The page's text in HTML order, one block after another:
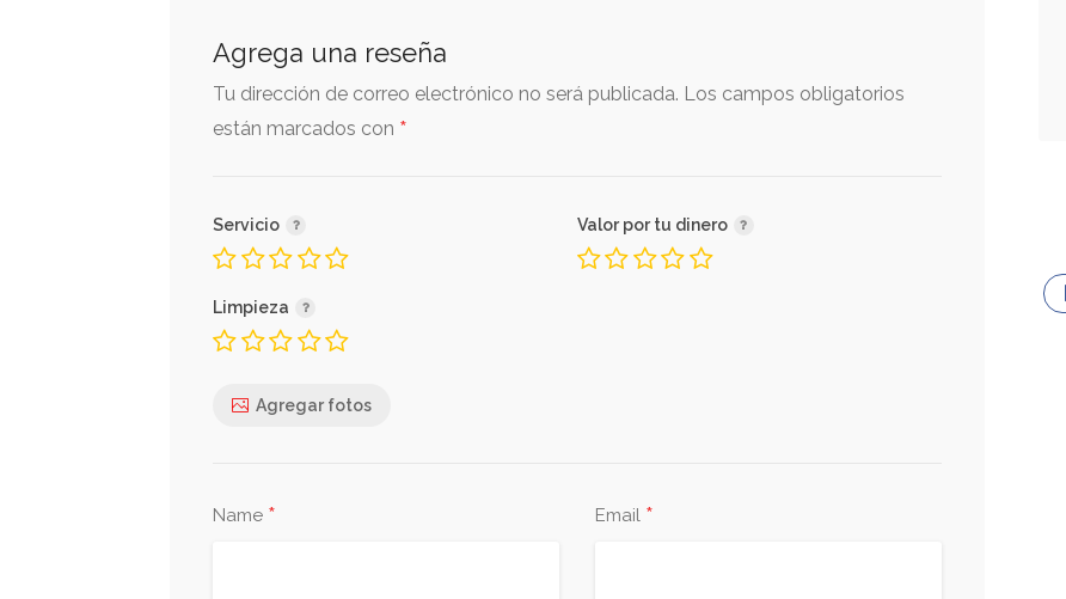
Agrega una reseña
Tu dirección de correo electrónico no será publicada. Los campos obligatorios
están marcados con *
Servicio Valor por tu dinero
Limpieza
Agregar fotos
Name * Email *